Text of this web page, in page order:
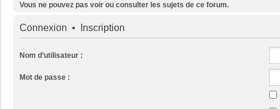
Vous ne pouvez pas voir ou consulter les sujets de ce forum.
Connexion • Inscription
Nom d’utilisateur :
Mot de passe :